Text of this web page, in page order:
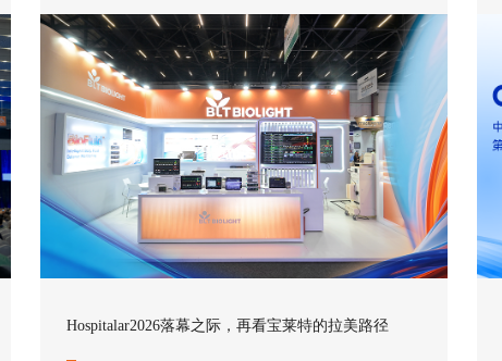
Hospitalar2026落幕之际，再看宝莱特的拉美路径